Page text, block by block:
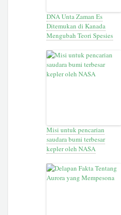
DNA Unta Zaman Es
Ditemukan di Kanada
Mengubah Teori Spesies
Misi untuk pencarian
saudara bumi terbesar
kepler oleh NASA